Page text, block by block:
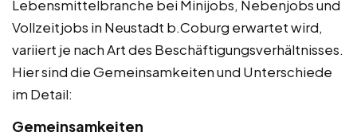
Lebensmittelbranche bei Minijobs, Nebenjobs und
Vollzeitjobs in Neustadt b.Coburg erwartet wird,
variiert je nach Art des Beschäftigungsverhältnisses.
Hier sind die Gemeinsamkeiten und Unterschiede
im Detail:
Gemeinsamkeiten